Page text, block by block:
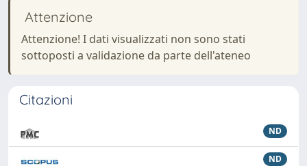
Attenzione
Attenzione! I dati visualizzati non sono stati
sottoposti a validazione da parte dell'ateneo
Citazioni
ND
ND